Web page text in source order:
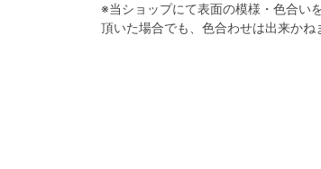
※当ショップにて表面の模様・色合い
頂いた場合でも、色合わせは出来かね